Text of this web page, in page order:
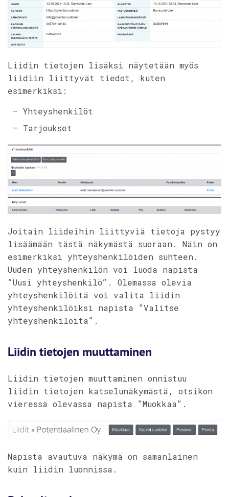
Liidin tietojen lisäksi näytetään myös
liidiin liittyvät tiedot, kuten
esimerkiksi:
– Yhteyshenkilöt
– Tarjoukset
Joitain liideihin liittyviä tietoja pystyy
lisäämään tästä näkymästä suoraan. Näin on
esimerkiksi yhteyshenkilöiden suhteen.
Uuden yhteyshenkilön voi luoda napista
”Uusi yhteyshenkilö”. Olemassa olevia
yhteyshenkilöitä voi valita liidin
yhteyshenkilöiksi napista ”Valitse
yhteyshenkilöitä”.
Liidin tietojen muuttaminen
Liidin tietojen muuttaminen onnistuu
liidin tietojen katselunäkymästä, otsikon
vieressä olevassa napista ”Muokkaa”.
Napista avautuva näkymä on samanlainen
kuin liidin luonnissa.